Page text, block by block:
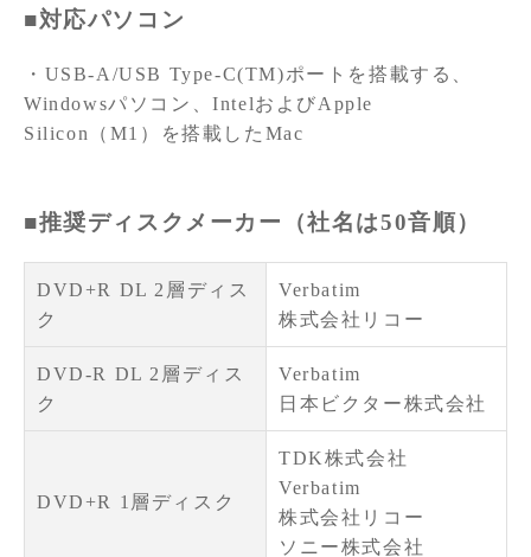
■対応パソコン
・USB-A/USB Type-C(TM)ポートを搭載する、
Windowsパソコン、IntelおよびApple
Silicon（M1）を搭載したMac
■推奨ディスクメーカー（社名は50音順）
DVD+R DL 2層ディス
ク
Verbatim
株式会社リコー
DVD-R DL 2層ディス
ク
Verbatim
日本ビクター株式会社
DVD+R 1層ディスク
TDK株式会社
Verbatim
株式会社リコー
ソニー株式会社